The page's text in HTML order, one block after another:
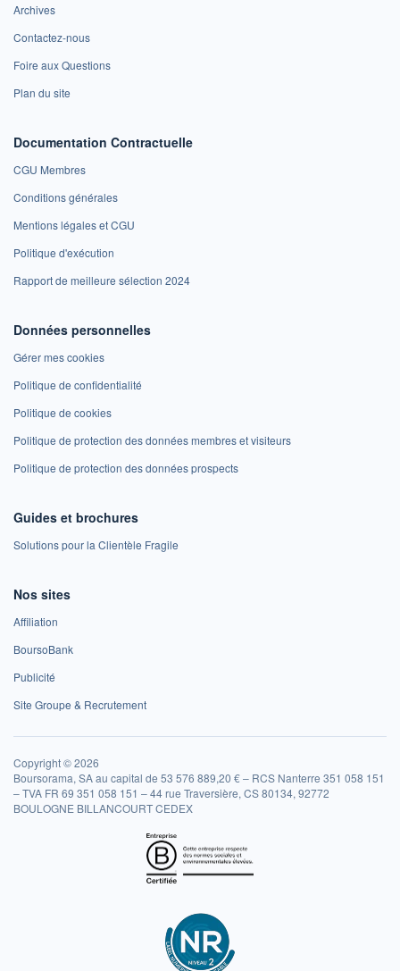
Archives
Contactez-nous
Foire aux Questions
Plan du site
Documentation Contractuelle
CGU Membres
Conditions générales
Mentions légales et CGU
Politique d'exécution
Rapport de meilleure sélection 2024
Données personnelles
Gérer mes cookies
Politique de confidentialité
Politique de cookies
Politique de protection des données membres et visiteurs
Politique de protection des données prospects
Guides et brochures
Solutions pour la Clientèle Fragile
Nos sites
Affiliation
BoursoBank
Publicité
Site Groupe & Recrutement
Copyright © 2026
Boursorama, SA au capital de 53 576 889,20 € – RCS Nanterre 351 058 151
– TVA FR 69 351 058 151 – 44 rue Traversière, CS 80134, 92772
BOULOGNE BILLANCOURT CEDEX